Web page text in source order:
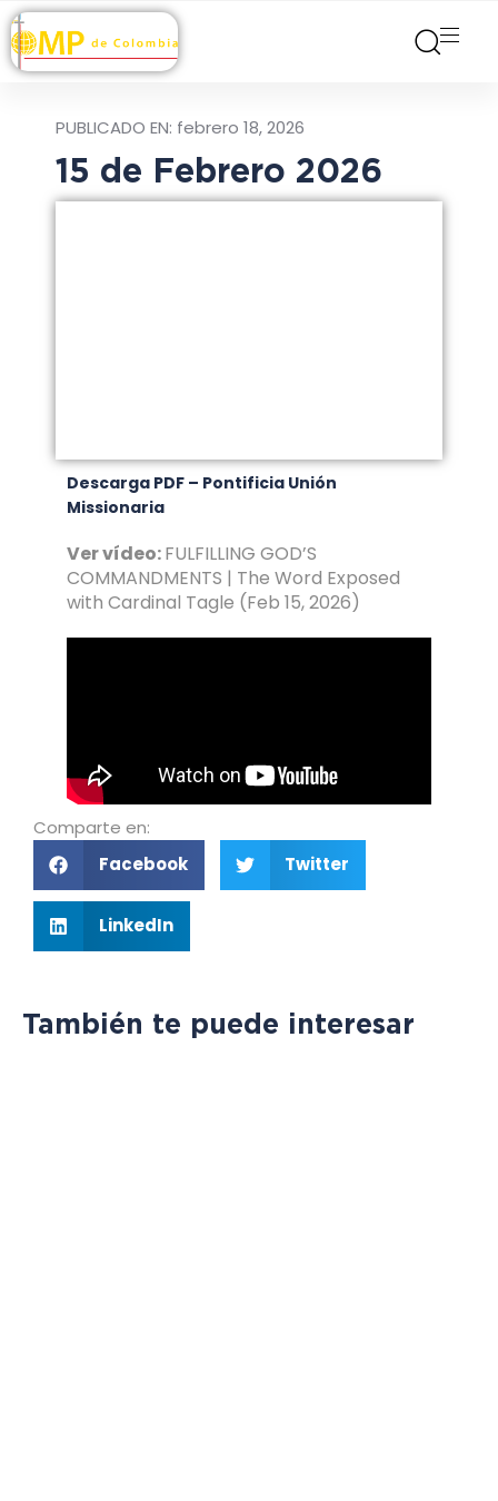
PUBLICADO EN: febrero 18, 2026
15 de Febrero 2026
Descarga PDF – Pontificia Unión
Missionaria
Ver vídeo:FULFILLING GOD’S
COMMANDMENTS | The Word Exposed
with Cardinal Tagle (Feb 15, 2026)
Comparte en:
Facebook
Twitter
LinkedIn
También te puede interesar